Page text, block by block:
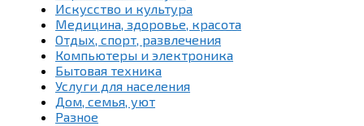
Искусство и культура
Медицина, здоровье, красота
Отдых, спорт, развлечения
Компьютеры и электроника
Бытовая техника
Услуги для населения
Дом, семья, уют
Разное